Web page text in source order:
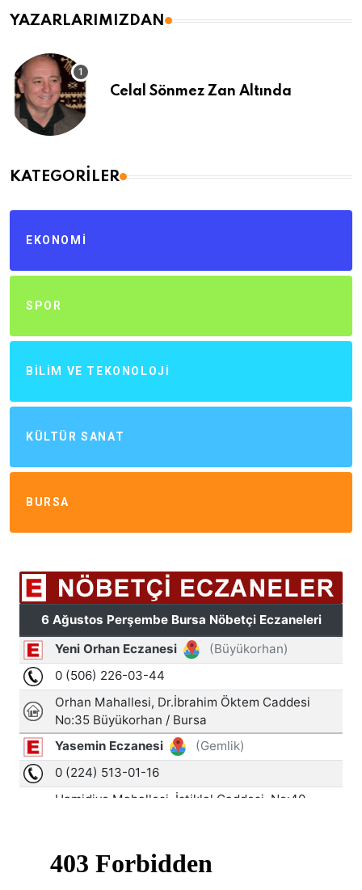
YAZARLARIMIZDAN
Celal Sönmez Zan Altında
KATEGORILER
EKONOMI
SPOR
BILIM VE TEKONOLOJI
KÜLTÜR SANAT
BURSA